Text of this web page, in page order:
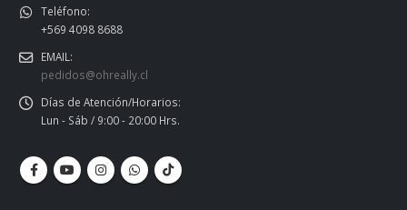
Teléfono:
+569 4098 8688
EMAIL:
pedidos@ohreally.cl
Días de Atención/Horarios:
Lun - Sáb / 9:00 - 20:00 Hrs.